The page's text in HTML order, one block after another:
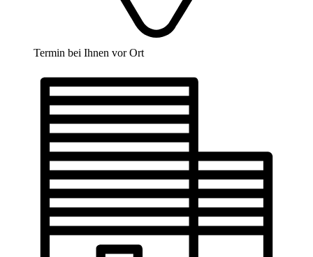
Termin bei Ihnen vor Ort